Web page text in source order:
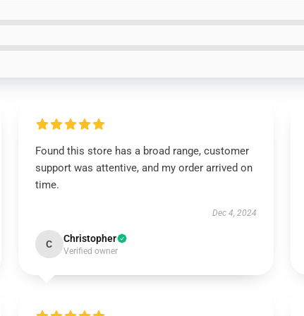
Found this store has a broad range, customer
support was attentive, and my order arrived on
time.
Dec 4, 2024
C Christopher
Verified owner